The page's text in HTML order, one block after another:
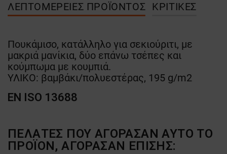
ΛΕΠΤΟΜΈΡΕΙΕΣ ΠΡΟΪΌΝΤΟΣ ΚΡΙΤΙΚΈΣ
Πουκάμισο, κατάλληλο για σεκιούριτι, με
μακριά μανίκια, δύο επάνω τσέπες και
κούμπωμα με κουμπιά.
ΥΛΙΚΟ: βαμβάκι/πολυεστέρας, 195 g/m2
EN ISO 13688
ΠΕΛΆΤΕΣ ΠΟΥ ΑΓΌΡΑΣΑΝ ΑΥΤΌ ΤΟ
ΠΡΟΪΌΝ, ΑΓΌΡΑΣΑΝ ΕΠΊΣΗΣ: